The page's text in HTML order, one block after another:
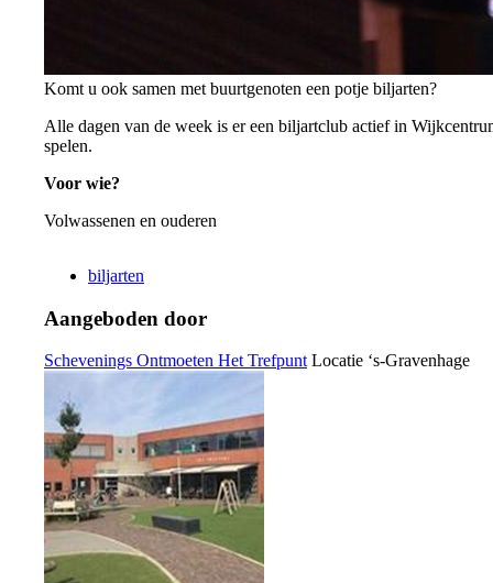
Komt u ook samen met buurtgenoten een potje biljarten?
Alle dagen van de week is er een biljartclub actief in
spelen.
Voor wie?
Volwassenen en ouderen
biljarten
Aangeboden door
Schevenings Ontmoeten Het Trefpunt Locatie ‘s-Gravenhage